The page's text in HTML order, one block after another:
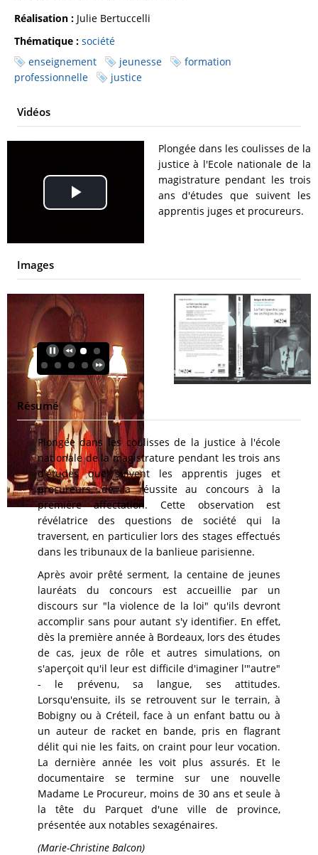
Réalisation : Julie Bertuccelli
Thématique : société
enseignement
jeunesse
formation
professionnelle
justice
Vidéos
Play
Video
Plongée dans les coulisses de la
justice à l'Ecole nationale de la
magistrature pendant les trois
ans d'études que suivent les
apprentis juges et procureurs.
Images
Résumé
Plongée dans les coulisses de la justice à l'école
nationale de la magistrature pendant les trois ans
d'études que suivent les apprentis juges et
procureurs, de la réussite au concours à la
première affectation. Cette observation est
révélatrice des questions de société qui la
traversent, en particulier lors des stages effectués
dans les tribunaux de la banlieue parisienne.
Après avoir prêté serment, la centaine de jeunes
lauréats du concours est accueillie par un
discours sur "la violence de la loi" qu'ils devront
accomplir sans pour autant s'y identifier. En effet,
dès la première année à Bordeaux, lors des études
de cas, jeux de rôle et autres simulations, on
s'aperçoit qu'il leur est difficile d'imaginer l'"autre"
- le prévenu, sa langue, ses attitudes.
Lorsqu'ensuite, ils se retrouvent sur le terrain, à
Bobigny ou à Créteil, face à un enfant battu ou à
un auteur de racket en bande, pris en flagrant
délit qui nie les faits, on craint pour leur vocation.
La dernière année les voit plus assurés. Et le
documentaire se termine sur une nouvelle
Madame Le Procureur, moins de 30 ans et seule à
la tête du Parquet d'une ville de province,
présentée aux notables sexagénaires.
(Marie-Christine Balcon)